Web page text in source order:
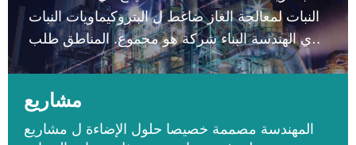
النبات لمعالجة الغاز ضاغط ل البتروكيماويات النبات
الذي الهندسة البناء شركة هو مجموع. المناطق طلب
انفجار برهان الإضاءة تشمل التقطير معالجة و
مشاريع
المهندسة مصممة خصيصا حلول الإضاءة ل مشاريع